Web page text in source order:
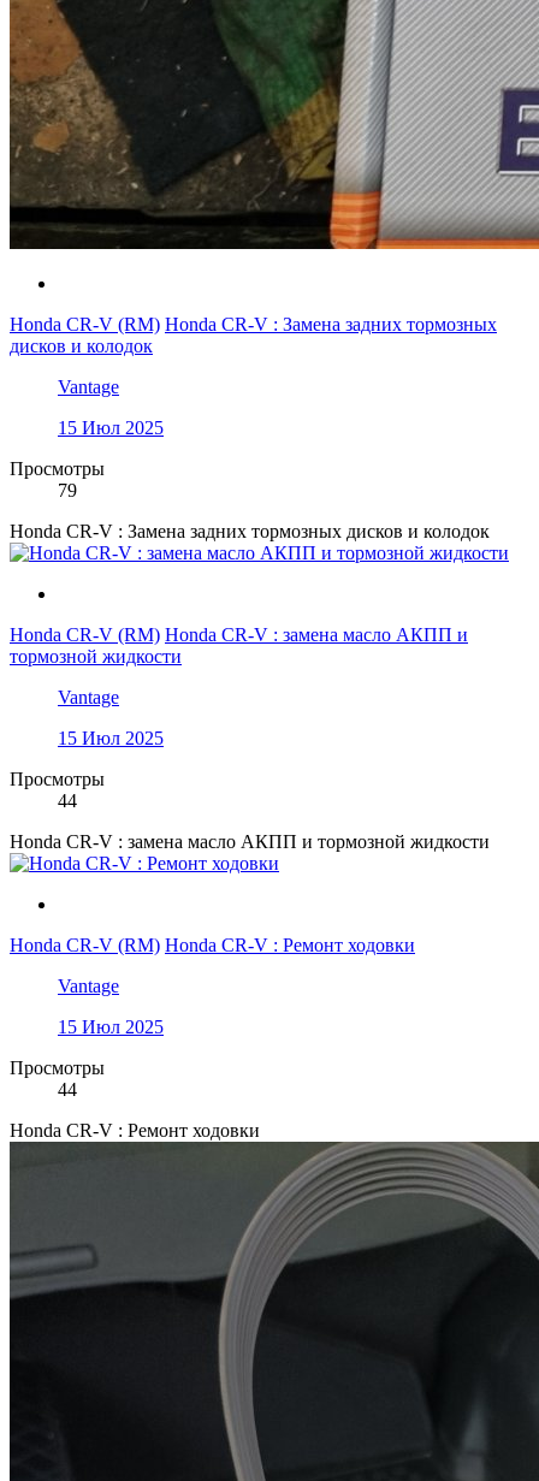
Honda CR-V (RM) Honda CR-V : Замена задних тормозных
дисков и колодок
Vantage
15 Июл 2025
Просмотры
79
Honda CR-V : Замена задних тормозных дисков и колодок
Honda CR-V (RM) Honda CR-V : замена масло АКПП и
тормозной жидкости
Vantage
15 Июл 2025
Просмотры
44
Honda CR-V : замена масло АКПП и тормозной жидкости
Honda CR-V (RM) Honda CR-V : Ремонт ходовки
Vantage
15 Июл 2025
Просмотры
44
Honda CR-V : Ремонт ходовки